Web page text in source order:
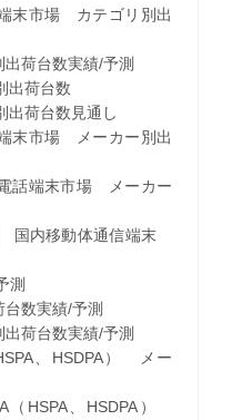
市場 カテゴリ別出
荷台数実績/予測
荷台数
荷台数見通し
市場 メーカー別出
端末市場 メーカー
移動体通信端末
測
実績/予測
台数実績/予測
、HSDPA） メー
、HSDPA）